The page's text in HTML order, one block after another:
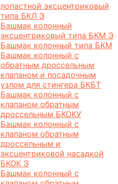
лопастной эксцентриковый
типа БКЛ Э
Башмак колонный
эксцентриковый типа БКМ Э
Башмак колонный типа БКМ
Башмак колонный с
обратным дроссельным
клапаном и посадочным
узлом для стингера БКБТ
Башмак колонный с
клапаном обратным
дроссельным БКОКУ
Башмак колонный с
клапаном обратным
дроссельным и
эксцентриковой насадкой
БКОК Э
Башмак колонный с